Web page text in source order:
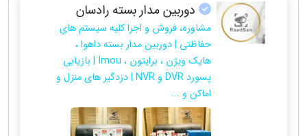
دوربین مدار بسته رادسان
مشاوره، فروش و اجرا کلیه سیستم های
حفاظتی | دوربین مدار بسته داهوا ،
هایک ویژن ، برایتون ، Imou | بازیابی
پسورد DVR و NVR | دزدگیر های منزل و
اماکن و ...